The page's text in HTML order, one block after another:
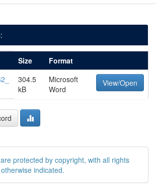
Size
Format
304.5
kB
Microsoft
Word
View/Open
protected by copyright, with all rights
indicated.